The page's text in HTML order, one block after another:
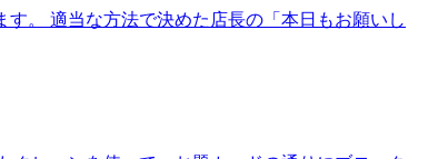
。 適当な方法で決めた店長の「本日もお願いし